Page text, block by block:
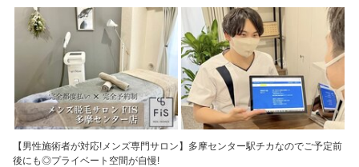
【男性施術者が対応!メンズ専門サロン】多摩センター駅チカなのでご予定前
後にも◎プライベート空間が自慢!